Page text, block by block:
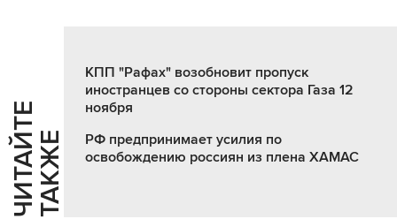
Ч
И
Т
АЙ
Т
Е
Т
А
К
ЖЕ
КПП "Рафах" возобновит пропуск
иностранцев со стороны сектора Газа 12
ноября
РФ предпринимает усилия по
освобождению россиян из плена ХАМАС